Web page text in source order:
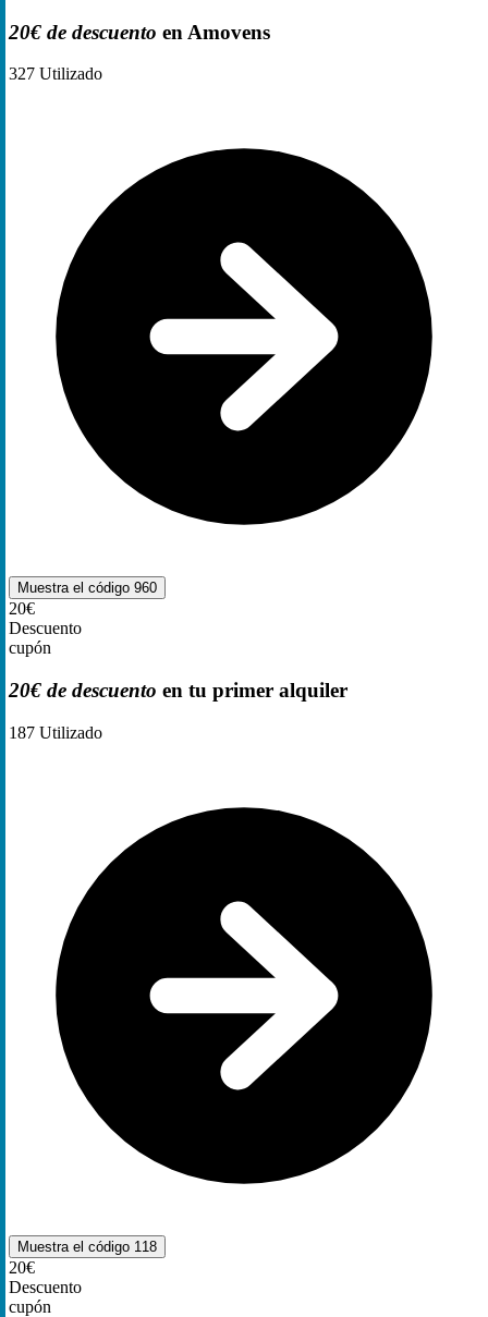
20€ de descuento en Amovens
327 Utilizado
Muestra el código 960
20€
Descuento
cupón
20€ de descuento en tu primer alquiler
187 Utilizado
Muestra el código 118
20€
Descuento
cupón